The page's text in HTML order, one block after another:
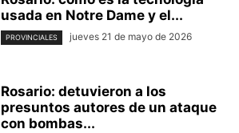
usada en Notre Dame y el...
PROVINCIALES jueves 21 de mayo de 2026
Rosario: detuvieron a los
presuntos autores de un ataque
con bombas...